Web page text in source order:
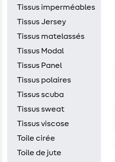
Tissus imperméables
Tissus Jersey
Tissus matelassés
Tissus Modal
Tissus Panel
Tissus polaires
Tissus scuba
Tissus sweat
Tissus viscose
Toile cirée
Toile de jute